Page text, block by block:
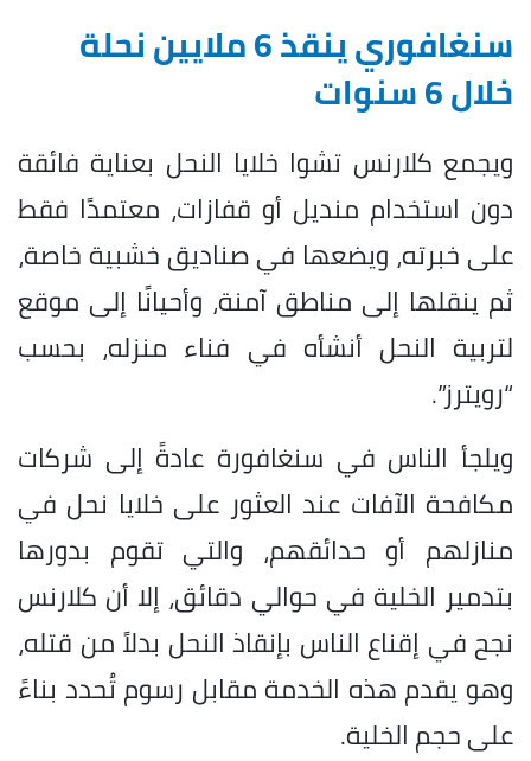
سنغافوري ينقذ 6 ملايين نحلة
خلال 6 سنوات
ويجمع كلارنس تشوا خلايا النحل بعناية فائقة
دون استخدام منديل أو قفازات، معتمدًا فقط
على خبرته، ويضعها في صناديق خشبية خاصة،
ثم ينقلها إلى مناطق آمنة، وأحيانًا إلى موقع
لتربية النحل أنشأه في فناء منزله، بحسب
“رويترز”.
ويلجأ الناس في سنغافورة عادةً إلى شركات
مكافحة الآفات عند العثور على خلايا نحل في
منازلهم أو حدائقهم، والتي تقوم بدورها
بتدمير الخلية في حوالي دقائق، إلا أن كلارنس
نجح في إقناع الناس بإنقاذ النحل بدلاً من قتله،
وهو يقدم هذه الخدمة مقابل رسوم تُحدد بناءً
على حجم الخلية.